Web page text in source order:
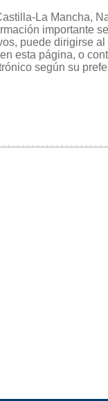
La Mancha,
importante
puede dirigirse
esta página, o
según su